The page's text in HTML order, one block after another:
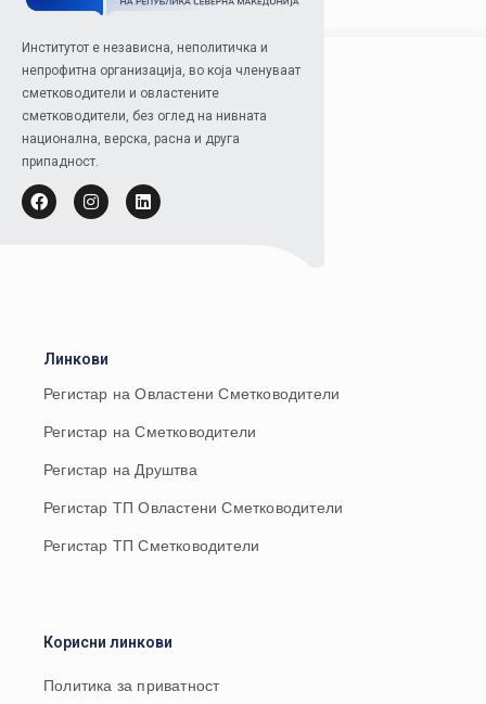
Институтот е независна, неполитичка и
непрофитна организација, во која членуваат
сметководители и овластените
сметководители, без оглед на нивната
национална, верска, расна и друга
припадност.
Линкови
Регистар на Овластени Сметководители
Регистар на Сметководители
Регистар на Друштва
Регистар ТП Овластени Сметководители
Регистар ТП Сметководители
Корисни линкови
Политика за приватност